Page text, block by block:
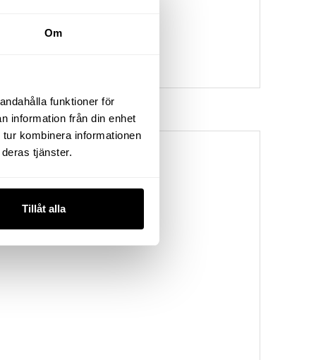
Om
funktioner för
information från din enhet
kombinera informationen
tjänster.
Tillåt alla